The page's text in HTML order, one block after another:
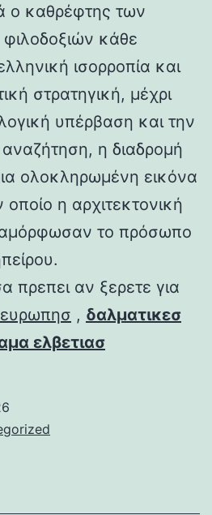
ο καθρέφτης των
κάθε
ισορροπία και
στρατηγική, μέχρι
υπέρβαση και την
αναζήτηση, η διαδρομή
ολοκληρωμένη εικόνα
η αρχιτεκτονική
το πρόσωπο
πρεπει αν ξερετε για
, δαλματικεσ
ελβετιασ